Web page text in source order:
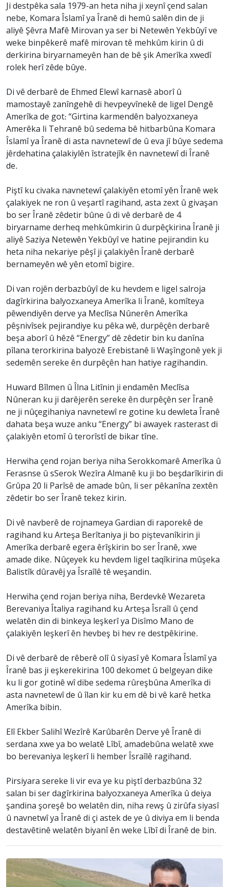
Ji destpêka sala 1979-an heta niha ji xeynî çend salan
nebe, Komara Îslamî ya Îranê di hemû salên din de ji
aliyê Şêvra Mafê Mirovan ya ser bi Netewên Yekbûyî ve
weke binpêkerê mafê mirovan tê mehkûm kirin û di
derkirina biryarnameyên han de bê şik Amerîka xwedî
rolek herî zêde bûye.
Di vê derbarê de Ehmed Elewî karnasê aborî û
mamostayê zanîngehê di hevpeyvînekê de ligel Dengê
Amerîka de got: “Girtina karmendên balyozxaneya
Amerêka li Tehranê bû sedema bê hitbarbûna Komara
Îslamî ya Îranê di asta navnetewî de û eva jî bûye sedema
jêrdehatina çalakiylên îstratejîk ên navnetewî di Îranê
de.
Piştî ku civaka navnetewî çalakiyên etomî yên Îranê wek
çalakiyek ne ron û veşartî ragihand, asta zext û givaşan
bo ser Îranê zêdetir bûne û di vê derbarê de 4
biryarname derheq mehkûmkirin û durpêçkirina Îranê ji
aliyê Saziya Netewên Yekbûyî ve hatine pejirandin ku
heta niha nekariye pêşî ji çalakiyên Îranê derbarê
bernameyên wê yên etomî bigire.
Di van rojên derbazbûyî de ku hevdem e ligel salroja
dagîrkirina balyozxaneya Amerîka li Îranê, komîteya
pêwendiyên derve ya Meclîsa Nûnerên Amerîka
pêşnivîsek pejirandiye ku pêka wê, durpêçên derbarê
beşa aborî û hêzê “Energy” dê zêdetir bin ku danîna
pîlana terorkirina balyozê Erebistanê li Waşîngonê yek ji
sedemên sereke ên durpêçên han hatiye ragihandin.
Huward Bîlmen û Îlna Litînin ji endamên Meclîsa
Nûneran ku ji darêjerên sereke ên durpêçên ser Îranê
ne ji nûçegihaniya navnetewî re gotine ku dewleta Îranê
dahata beşa wuze anku “Energy” bi awayek rasterast di
çalakiyên etomî û terorîstî de bikar tîne.
Herwiha çend rojan beriya niha Serokkomarê Amerîka û
Ferasnse û sSerok Wezîra Almanê ku ji bo beşdarîkirin di
Grûpa 20 li Parîsê de amade bûn, li ser pêkanîna zextên
zêdetir bo ser Îranê tekez kirin.
Di vê navberê de rojnameya Gardian di raporekê de
ragihand ku Arteşa Berîtaniya ji bo piştevanîkirin ji
Amerîka derbarê egera êrîşkirin bo ser Îranê, xwe
amade dike. Nûçeyek ku hevdem ligel taqîkirina mûşeka
Balistîk dûravêj ya Îsraîlê tê weşandin.
Herwiha çend rojan beriya niha, Berdevkê Wezareta
Berevaniya Îtaliya ragihand ku Arteşa Îsraîl û çend
welatên din di binkeya leşkerî ya Disîmo Mano de
çalakiyên leşkerî ên hevbeş bi hev re destpêkirine.
Di vê derbarê de rêberê olî û siyasî yê Komara Îslamî ya
Îranê bas ji eşkerekirina 100 dekomet û belgeyan dike
ku li gor gotinê wî dibe sedema rûreşbûna Amerîka di
asta navnetewî de û îlan kir ku em dê bi vê karê hetka
Amerîka bibin.
Elî Ekber Salihî Wezîrê Karûbarên Derve yê Îranê di
serdana xwe ya bo welatê Lîbî, amadebûna welatê xwe
bo berevaniya leşkerî li hember Îsraîlê ragihand.
Pirsiyara sereke li vir eva ye ku piştî derbazbûna 32
salan bi ser dagîrkirina balyozxaneya Amerîka û deiya
şandina şoreşê bo welatên din, niha rewş û zirûfa siyasî
û navnetwî ya Îranê di çi astek de ye û diviya em li benda
destavêtinê welatên biyanî ên weke Lîbî di Îranê de bin.